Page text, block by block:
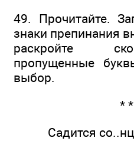
49. Прочитайте.
знаки препинания
раскройте
пропущенные
выбор.
*
Садится